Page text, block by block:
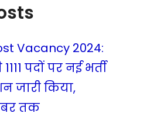
Vacancy 2024:
1111 पदों पर नई भर्ती
जारी किया,
तक